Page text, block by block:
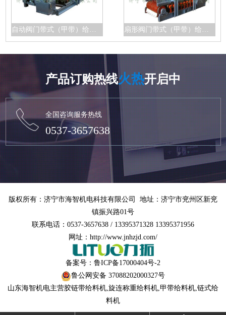
产品订购热线火热开启中
全国咨询服务热线
0537-3657638
版权所有：济宁市海智机电科技有限公司 地址：济宁市兖州区新兖
镇振兴路01号
联系电话：0537-3657638 / 13395371328 13395371956
网址：http://www.jnhzjd.com/
备案号： 鲁ICP备17000404号-2
鲁公网安备 37088202000327号
山东海智机电主营胶链带给料机,旋连称重给料机,甲带给料机,链式给
料机